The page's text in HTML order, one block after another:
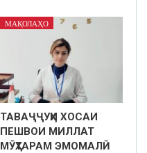
МАҚОЛАҲО
ТАВАҶҶУҲИ ХОСАИ
ПЕШВОИ МИЛЛАТ
МӮҲТАРАМ ЭМОМАЛӢ